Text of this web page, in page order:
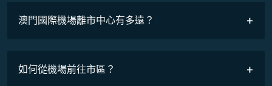
澳門國際機場離市中心有多遠？
如何從機場前往市區？